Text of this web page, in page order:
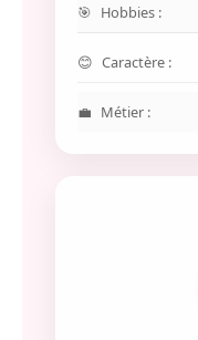
Hobbies :
Caractère :
Métier :